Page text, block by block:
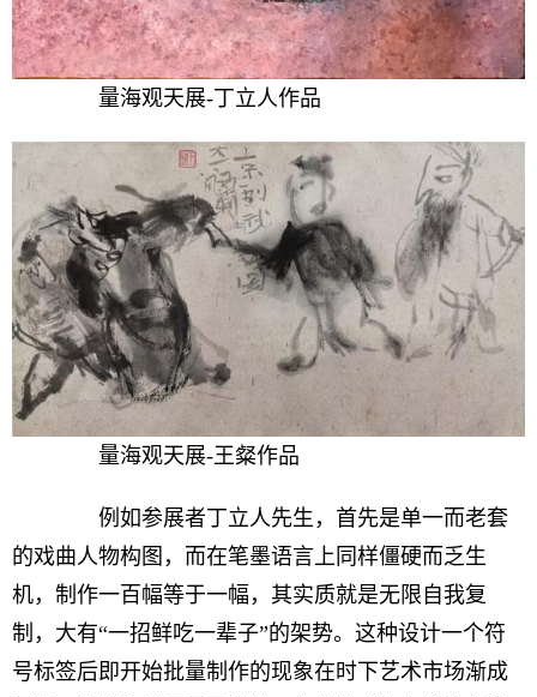
量海观天展-丁立人作品
量海观天展-王粲作品
例如参展者丁立人先生，首先是单一而老套
的戏曲人物构图，而在笔墨语言上同样僵硬而乏生
机，制作一百幅等于一幅，其实质就是无限自我复
制，大有“一招鲜吃一辈子”的架势。这种设计一个符
号标签后即开始批量制作的现象在时下艺术市场渐成